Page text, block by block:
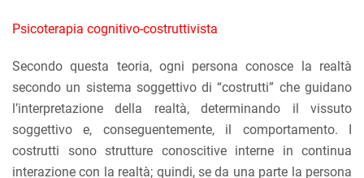
Psicoterapia cognitivo-costruttivista
Secondo questa teoria, ogni persona conosce la realtà
secondo un sistema soggettivo di “costrutti” che guidano
l’interpretazione della realtà, determinando il vissuto
soggettivo e, conseguentemente, il comportamento. I
costrutti sono strutture conoscitive interne in continua
interazione con la realtà; quindi, se da una parte la persona